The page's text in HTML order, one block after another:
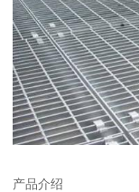
产品介绍